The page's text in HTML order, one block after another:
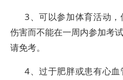
3、可以参加体育活动
伤害而不能在一周内参加考
请免考。
4、过于肥胖或患有心